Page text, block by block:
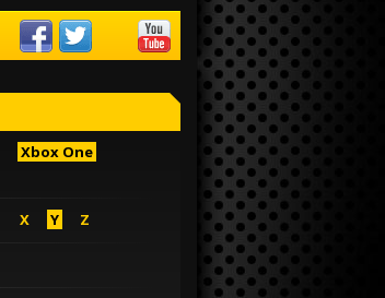
Xbox One
X Y Z